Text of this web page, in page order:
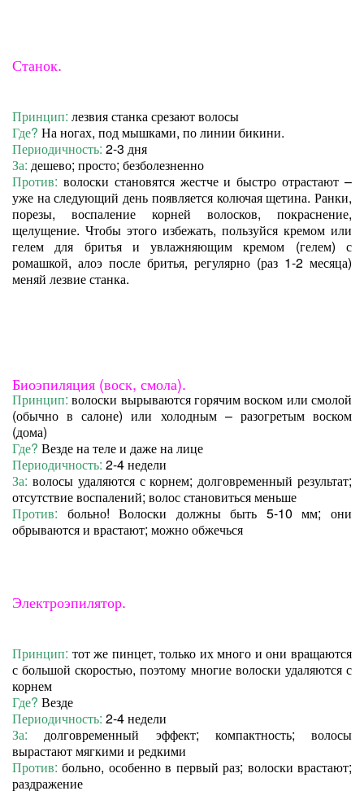
Станок.
Принцип: лезвия станка срезают волосы
Где? На ногах, под мышками, по линии бикини.
Периодичность: 2-3 дня
За: дешево; просто; безболезненно
Против: волоски становятся жестче и быстро отрастают –
уже на следующий день появляется колючая щетина. Ранки,
порезы, воспаление корней волосков, покраснение,
щелущение. Чтобы этого избежать, пользуйся кремом или
гелем для бритья и увлажняющим кремом (гелем) с
ромашкой, алоэ после бритья, регулярно (раз 1-2 месяца)
меняй лезвие станка.
Биоэпиляция (воск, смола).
Принцип: волоски вырываются горячим воском или смолой
(обычно в салоне) или холодным – разогретым воском
(дома)
Где? Везде на теле и даже на лице
Периодичность: 2-4 недели
За: волосы удаляются с корнем; долговременный результат;
отсутствие воспалений; волос становиться меньше
Против: больно! Волоски должны быть 5-10 мм; они
обрываются и врастают; можно обжечься
Электроэпилятор.
Принцип: тот же пинцет, только их много и они вращаются
с большой скоростью, поэтому многие волоски удаляются с
корнем
Где? Везде
Периодичность: 2-4 недели
За:долговременный эффект; компактность; волосы
вырастают мягкими и редкими
Против: больно, особенно в первый раз; волоски врастают;
раздражение